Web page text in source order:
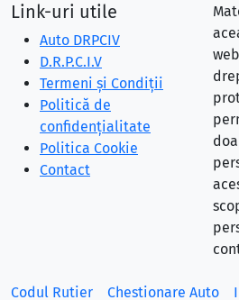
Link-uri utile
Auto DRPCIV
D.R.P.C.I.V
Termeni și Condiții
Politică de
confidențialitate
Politica Cookie
Contact
Codul Rutier Chestionare Auto